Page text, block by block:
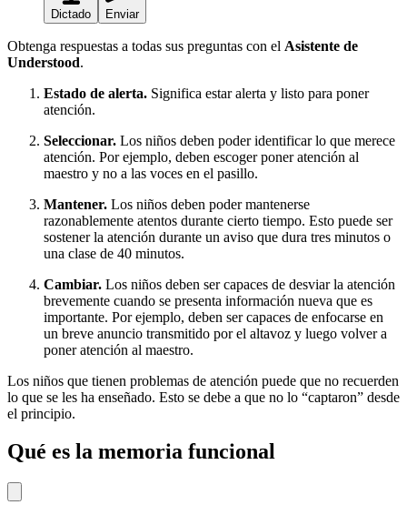
Dictado Enviar
Obtenga respuestas a todas sus preguntas con el Asistente de
Understood.
Estado de alerta. Significa estar alerta y listo para poner
atención.
Seleccionar. Los niños deben poder identificar lo que merece
atención. Por ejemplo, deben escoger poner atención al
maestro y no a las voces en el pasillo.
Mantener. Los niños deben poder mantenerse
razonablemente atentos durante cierto tiempo. Esto puede ser
sostener la atención durante un aviso que dura tres minutos o
una clase de 40 minutos.
Cambiar. Los niños deben ser capaces de desviar la atención
brevemente cuando se presenta información nueva que es
importante. Por ejemplo, deben ser capaces de enfocarse en
un breve anuncio transmitido por el altavoz y luego volver a
poner atención al maestro.
Los niños que tienen problemas de atención puede que no recuerden
lo que se les ha enseñado. Esto se debe a que no lo “captaron” desde
el principio.
Qué es la memoria funcional